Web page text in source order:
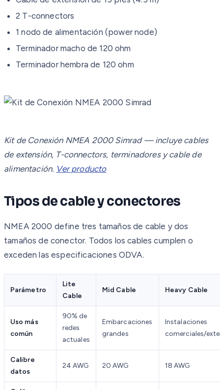
2 T-connectors
1 nodo de alimentación (power node)
Terminador macho de 120 ohm
Terminador hembra de 120 ohm
Kit de Conexión NMEA 2000 Simrad — incluye cables
de extensión, T-connectors, terminadores y cable de
alimentación. Ver producto
Tipos de cable y conectores
NMEA 2000 define tres tamaños de cable y dos
tamaños de conector. Todos los cables cumplen o
exceden las especificaciones ODVA.
Parámetro
Lite
Cable
Mid Cable Heavy Cable
Uso más
común
90% de
redes
actuales
Embarcaciones
grandes
Instalaciones
comerciales/
Calibre
datos
24 AWG 20 AWG 18 AWG